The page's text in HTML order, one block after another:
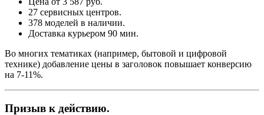
27 сервисных центров.
378 моделей в наличии.
Доставка курьером 90 мин.
Во многих тематиках (например, бытовой и цифровой
технике) добавление цены в заголовок повышает конверсию
на 7-11%.
Призыв к действию.